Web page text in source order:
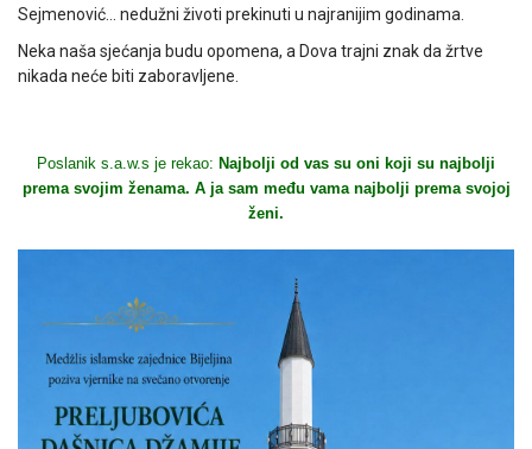
Sejmenović… nedužni životi prekinuti u najranijim godinama.
Neka naša sjećanja budu opomena, a Dova trajni znak da žrtve
nikada neće biti zaboravljene.
Poslanik s.a.w.s je rekao: Najbolji od vas su oni koji su najbolji
prema svojim ženama. A ja sam među vama najbolji prema svojoj
ženi.